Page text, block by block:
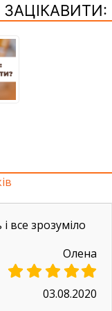
все зрозуміло
Олена
03.08.2020